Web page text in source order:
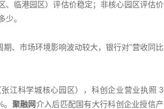
、临港园区）评估价稳定；非核心园区评估价
少。
、市场环境影响波动较大，银行对"营收同比
江科学城核心园区），科创企业营业执照 3
聚融网介入后匹配国有大行科创企业授信产